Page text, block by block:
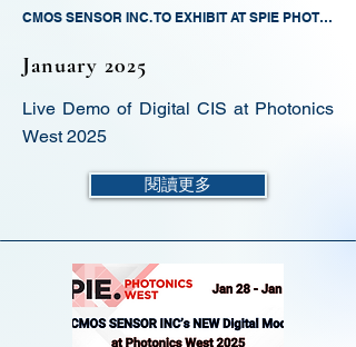
CMOS SENSOR INC. TO EXHIBIT AT SPIE PHOTONICS WEST 2025!
January 2025
Live Demo of Digital CIS at Photonics
West 2025
閱讀更多